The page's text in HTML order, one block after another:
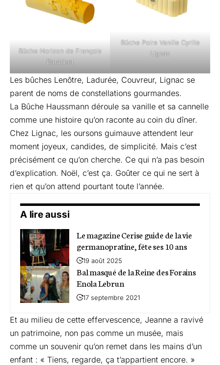
Bûche Horizon de François
Daubinet
Bûche Poire Vanille Cyrille
Lignac
Les bûches Lenôtre, Ladurée, Couvreur, Lignac se
parent de noms de constellations gourmandes.
La Bûche Haussmann déroule sa vanille et sa cannelle
comme une histoire qu’on raconte au coin du dîner.
Chez Lignac, les oursons guimauve attendent leur
moment joyeux, candides, de simplicité. Mais c’est
précisément ce qu’on cherche. Ce qui n’a pas besoin
d’explication. Noël, c’est ça. Goûter ce qui ne sert à
rien et qu’on attend pourtant toute l’année.
A lire aussi
Le magazine Cerise guide de la vie
germanopratine, fête ses 10 ans
19 août 2025
Bal masqué de la Reine des Forains
Enola Lebrun
17 septembre 2021
Et au milieu de cette effervescence, Jeanne a ravivé
un patrimoine, non pas comme un musée, mais
comme un souvenir qu’on remet dans les mains d’un
enfant : « Tiens, regarde, ça t’appartient encore. »